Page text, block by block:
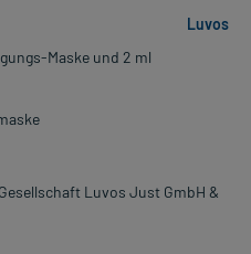
Luvos
Maske und 2 ml
Luvos Just GmbH &